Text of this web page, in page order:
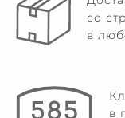
со
в
в